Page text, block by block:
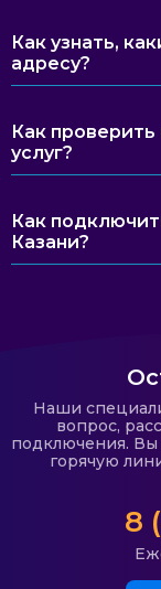
Как узнать,
адресу?
Как
услуг?
Как
Казани?
Наши
вопрос,
подключения. Вы
горячую
8